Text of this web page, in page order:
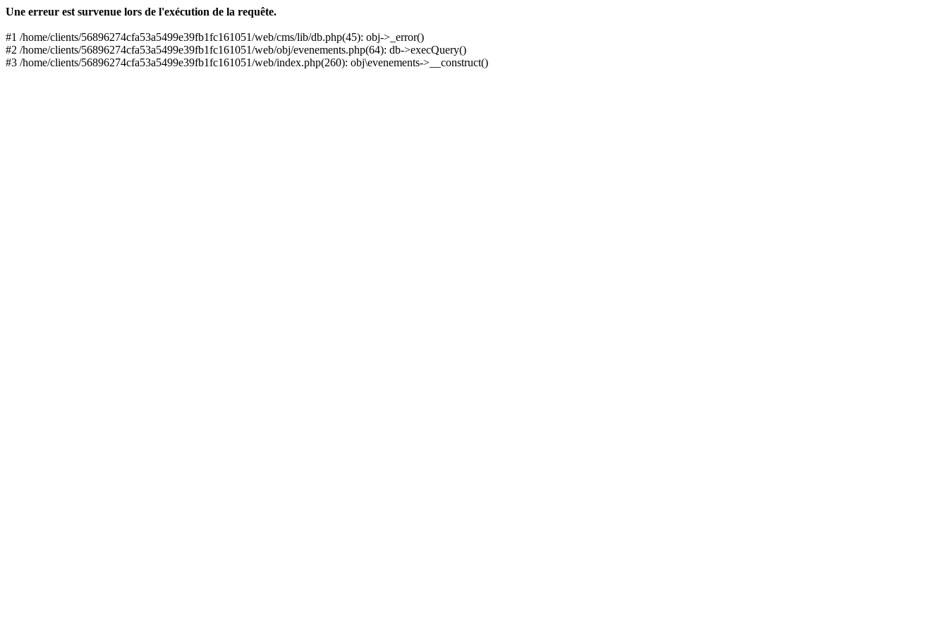
Une erreur est survenue lors de l'exécution de la requête.
#1 /home/clients/56896274cfa53a5499e39fb1fc161051/web/cms/lib/db.php(45): obj->_error()
#2 /home/clients/56896274cfa53a5499e39fb1fc161051/web/obj/evenements.php(64): db->execQuery()
#3 /home/clients/56896274cfa53a5499e39fb1fc161051/web/index.php(260): obj\evenements->__construct()